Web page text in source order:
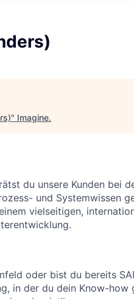
" Imagine.
du unsere Kunden bei
und Systemwissen
vielseitigen,
oder bist du bereits
in der du dein Know-how